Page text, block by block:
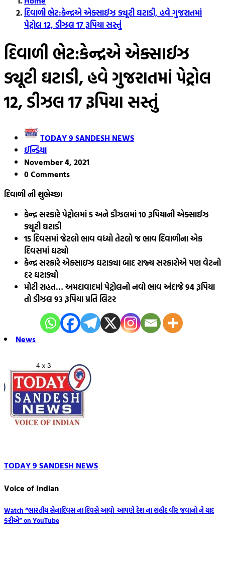
દિવાળી ભેટ:કેન્દ્રએ એક્સાઈઝ ડ્યૂટી ઘટાડી, હવે ગુજરાતમાં
પેટ્રોલ 12, ડીઝલ 17 રૂપિયા સસ્તું
દિવાળી ભેટ:કેન્દ્રએ એક્સાઈઝ
ડ્યૂટી ઘટાડી, હવે ગુજરાતમાં પેટ્રોલ
12, ડીઝલ 17 રૂપિયા સસ્તું
TODAY 9 SANDESH NEWS
ઈન્ડિયા
November 4, 2021
0 Comments
દિવાળી ની શુભેચ્છા
કેન્દ્ર સરકારે પેટ્રોલમાં 5 અને ડીઝલમાં 10 રૂપિયાની એક્સાઈઝ
ડ્યૂટી ઘટાડી
15 દિવસમાં જેટલો ભાવ વધ્યો તેટલો જ ભાવ દિવાળીના એક
દિવસમાં ઘટ્યો
કેન્દ્ર સરકારે એક્સાઇઝ ઘટાડ્યા બાદ રાજ્ય સરકારોએ પણ વેટનો
દર ઘટાડ્યો
મોટી રાહત… અમદાવાદમાં પેટ્રોલનો નવો ભાવ અંદાજે 94 રૂપિયા
તો ડીઝલ 93 રૂપિયા પ્રતિ લિટર
News
TODAY 9 SANDESH NEWS
Voice of Indian
Post
Watch “ભારતીય સેનાદિવસ ના દિવસે આવો આપણે દેશ ના શહીદ વીર જવાનો ને યાદ
કરીએ” on YouTube